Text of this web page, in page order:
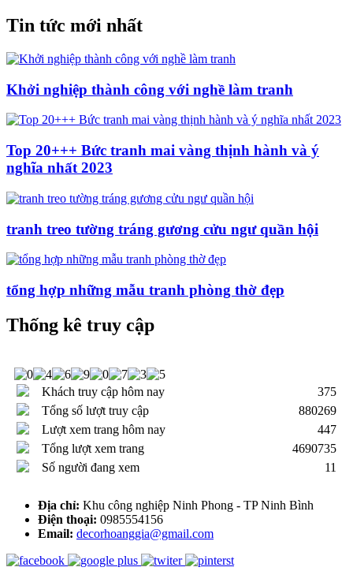
Tin tức mới nhất
Khởi nghiệp thành công với nghề làm tranh
Top 20+++ Bức tranh mai vàng thịnh hành và ý
nghĩa nhất 2023
tranh treo tường tráng gương cửu ngư quần hội
tổng hợp những mẫu tranh phòng thờ đẹp
Thống kê truy cập
Khách truy cập hôm nay
375
Tổng số lượt truy cập
880269
Lượt xem trang hôm nay
447
Tổng lượt xem trang
4690735
Số người đang xem
11
Địa chỉ: Khu công nghiệp Ninh Phong - TP Ninh Bình
Điện thoại: 0985554156
Email: decorhoanggia@gmail.com